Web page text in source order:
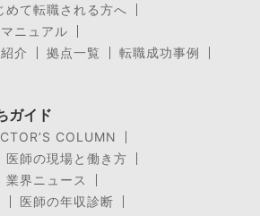
めて転職される方へ
ニュアル
介
拠点一覧
転職成功事例
ガイド
COLUMN
医師の現場と働き方
業界ニュース
医師の年収診断